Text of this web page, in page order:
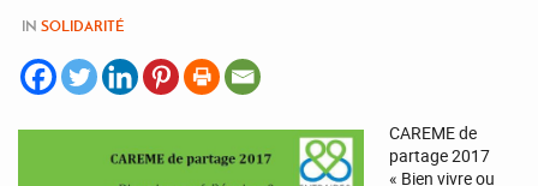
IN SOLIDARITÉ
CAREME de
partage 2017
« Bien vivre ou